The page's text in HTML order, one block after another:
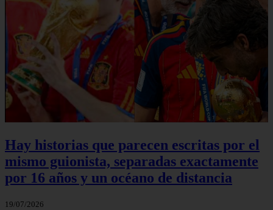
Hay historias que parecen escritas por el
mismo guionista, separadas exactamente
por 16 años y un océano de distancia
19/07/2026